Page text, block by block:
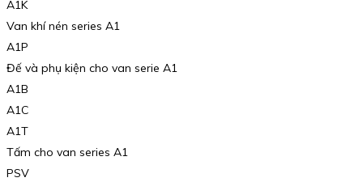
A1K
Van khí nén series A1
A1P
Đế và phụ kiện cho van serie A1
A1B
A1C
A1T
Tấm cho van series A1
PSV